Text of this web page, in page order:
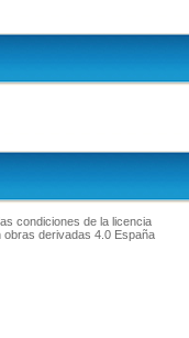
condiciones de la licencia
obras derivadas 4.0 España